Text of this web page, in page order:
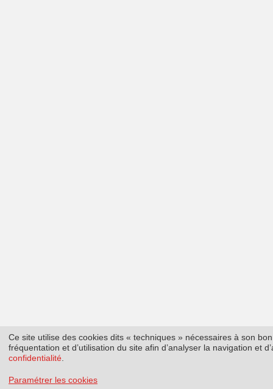
Ce site utilise des cookies dits « techniques » nécessaires à son
fréquentation et d’utilisation du site afin d’analyser la navigation et
confidentialité
Paramétrer les cookies